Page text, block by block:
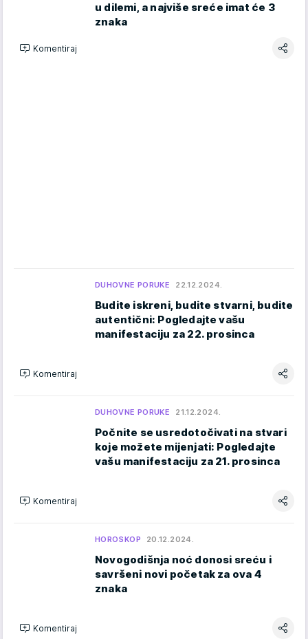
u dilemi, a najviše sreće imat će 3
znaka
Komentiraj
DUHOVNE PORUKE 22.12.2024.
Budite iskreni, budite stvarni, budite
autentični: Pogledajte vašu
manifestaciju za 22. prosinca
Komentiraj
DUHOVNE PORUKE 21.12.2024.
Počnite se usredotočivati na stvari
koje možete mijenjati: Pogledajte
vašu manifestaciju za 21. prosinca
Komentiraj
HOROSKOP 20.12.2024.
Novogodišnja noć donosi sreću i
savršeni novi početak za ova 4
znaka
Komentiraj